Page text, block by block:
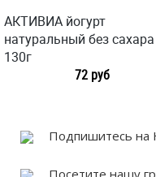
АКТИВИА йогурт
натуральный без сахара
130г
72 руб
Подпишитесь на
Посетите нашу